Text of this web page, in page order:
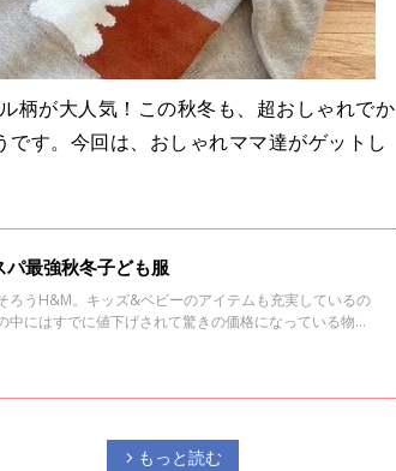
柄が大人気！この秋冬も、超おしゃれでか
す。今回は、おしゃれママ達がゲットし
パ最強秋冬子ども服
ろうH&M。キッズ&ベビーのアイテムも充実しているの
にはすでに値下げされて驚きの価格になっている物も
arrow_forward_ios もっと読む